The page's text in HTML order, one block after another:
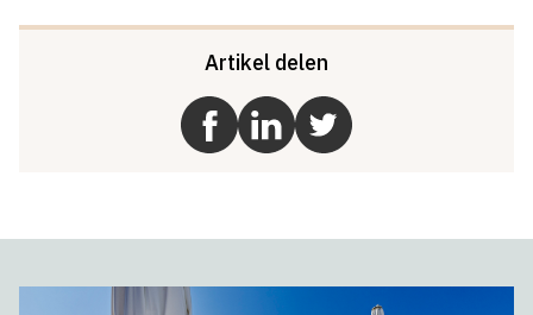
Artikel delen